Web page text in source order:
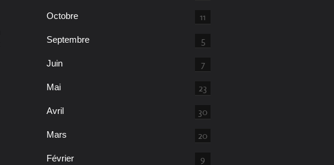
Octobre 11
Septembre 5
Juin 7
Mai 23
Avril 30
Mars 20
Février 9